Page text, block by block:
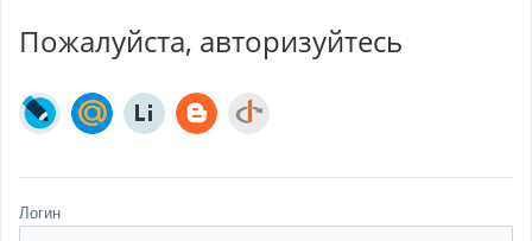
Пожалуйста, авторизуйтесь
Логин